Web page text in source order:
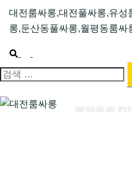
대전룸싸롱,대전풀싸롱,유
롱,둔산동풀싸롱,월평동룸싸
Search
menu
검
대전룸싸롱 1
예약문의